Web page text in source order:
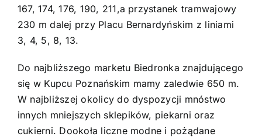
167, 174, 176, 190, 211,a przystanek tramwajowy
230 m dalej przy Placu Bernardyńskim z liniami
3, 4, 5, 8, 13.
Do najbliższego marketu Biedronka znajdującego
się w Kupcu Poznańskim mamy zaledwie 650 m.
W najbliższej okolicy do dyspozycji mnóstwo
innych mniejszych sklepików, piekarni oraz
cukierni. Dookoła liczne modne i pożądane